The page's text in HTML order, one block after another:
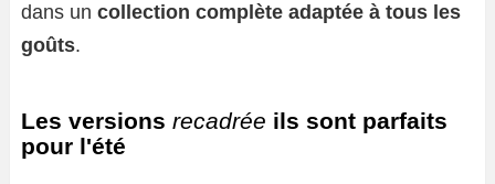
dans un collection complète adaptée à tous les
goûts.
Les versions recadrée ils sont parfaits
pour l'été